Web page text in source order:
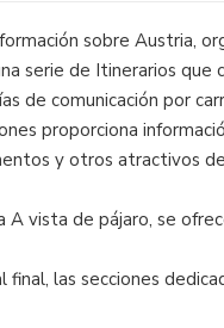
sobre Austria,
serie de Itinerarios
de comunicación por
proporciona
y otros atractivos
A vista de pájaro, se
las secciones